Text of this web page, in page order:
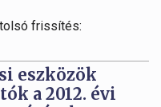
frissítés:
eszközök
a 2012. évi